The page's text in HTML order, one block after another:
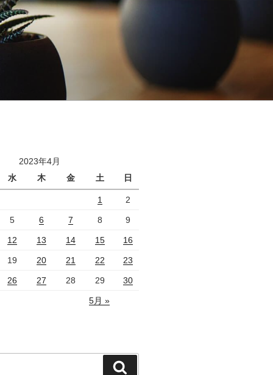
2023年4月
水 木 金 土 日
1 2
5 6 7 8 9
12 13 14 15 16
19 20 21 22 23
26 27 28 29 30
5月 »